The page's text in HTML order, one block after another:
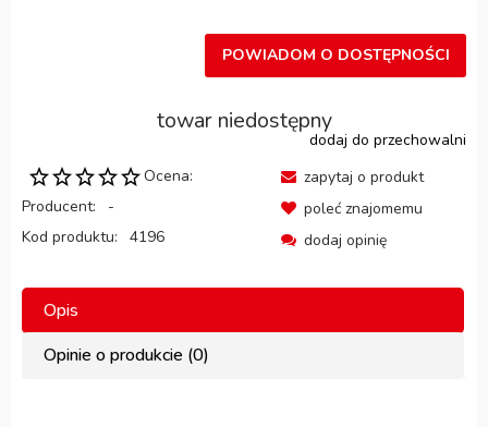
POWIADOM O DOSTĘPNOŚCI
towar niedostępny
dodaj do przechowalni
Ocena:
Producent:
-
Kod produktu:
4196
zapytaj o produkt
poleć znajomemu
dodaj opinię
Opis
Opinie o produkcie (0)